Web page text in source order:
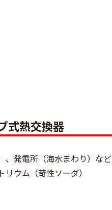
式熱交換器
発電所（海水まわり）など
ウム（苛性ソーダ）